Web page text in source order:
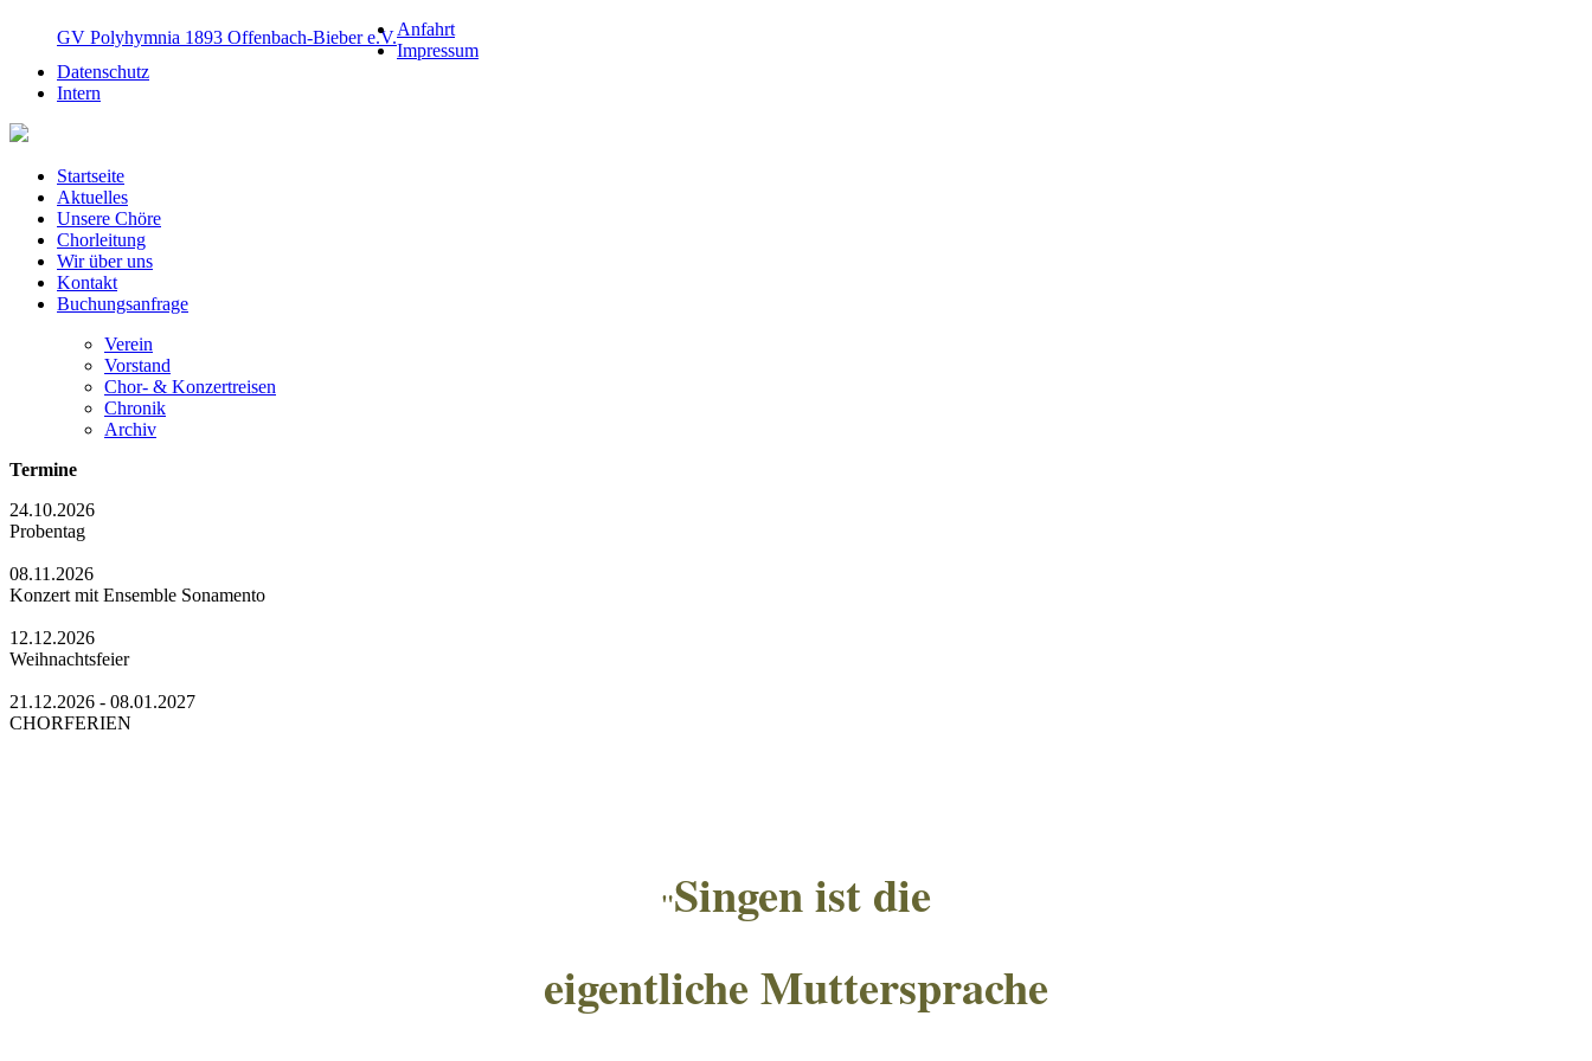
GV Polyhymnia 1893 Offenbach-Bieber e.V.Anfahrt
Impressum
Datenschutz
Intern
Startseite
Aktuelles
Unsere Chöre
Chorleitung
Wir über uns
Kontakt
Buchungsanfrage
Verein
Vorstand
Chor- & Konzertreisen
Chronik
Archiv
Termine
24.10.2026
Probentag
08.11.2026
Konzert mit Ensemble Sonamento
12.12.2026
Weihnachtsfeier
21.12.2026 - 08.01.2027
CHORFERIEN
"Singen ist die
eigentliche Muttersprache